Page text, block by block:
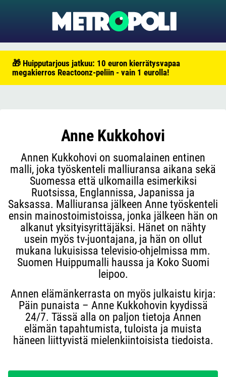
🎁 Huipputarjous jatkuu: 10 euron kierrätysvapaa
megakierros Reactoonz-peliin - vain 1 eurolla!
Anne Kukkohovi
Annen Kukkohovi on suomalainen entinen
malli, joka työskenteli malliuransa aikana sekä
Suomessa että ulkomailla esimerkiksi
Ruotsissa, Englannissa, Japanissa ja
Saksassa. Malliuransa jälkeen Anne työskenteli
ensin mainostoimistoissa, jonka jälkeen hän on
alkanut yksityisyrittäjäksi. Hänet on nähty
usein myös tv-juontajana, ja hän on ollut
mukana lukuisissa televisio-ohjelmissa mm.
Suomen Huippumalli haussa ja Koko Suomi
leipoo.
Annen elämänkerrasta on myös julkaistu kirja:
Päin punaista – Anne Kukkohovin kyydissä
24/7. Tässä alla on paljon tietoja Annen
elämän tapahtumista, tuloista ja muista
häneen liittyvistä mielenkiintoisista tiedoista.